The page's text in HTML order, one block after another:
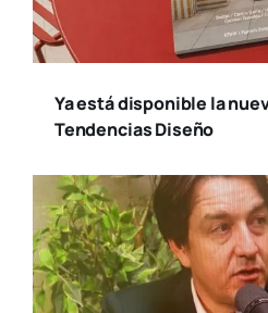
Ya está disponible la
Tendencias Diseño